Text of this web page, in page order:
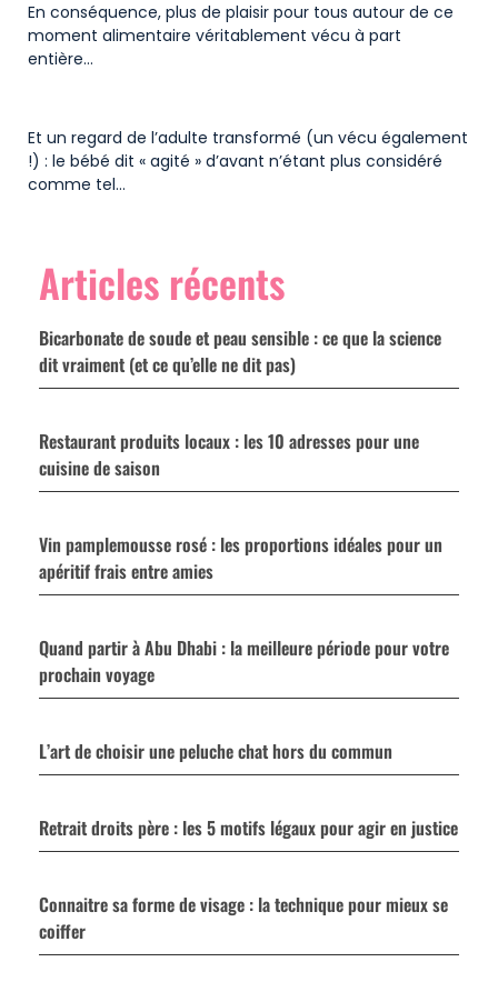
En conséquence, plus de plaisir pour tous autour de ce
moment alimentaire véritablement vécu à part
entière…
Et un regard de l’adulte transformé (un vécu également
!) : le bébé dit « agité » d’avant n’étant plus considéré
comme tel…
Articles récents
Bicarbonate de soude et peau sensible : ce que la science
dit vraiment (et ce qu’elle ne dit pas)
Restaurant produits locaux : les 10 adresses pour une
cuisine de saison
Vin pamplemousse rosé : les proportions idéales pour un
apéritif frais entre amies
Quand partir à Abu Dhabi : la meilleure période pour votre
prochain voyage
L’art de choisir une peluche chat hors du commun
Retrait droits père : les 5 motifs légaux pour agir en justice
Connaitre sa forme de visage : la technique pour mieux se
coiffer